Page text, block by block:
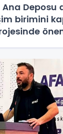
Deposu
birimini